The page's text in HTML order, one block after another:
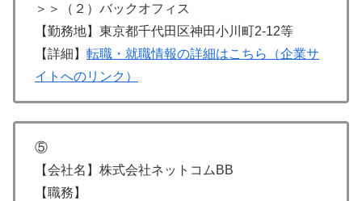
＞＞（２）バックオフィス
【勤務地】東京都千代田区神田小川町2-12等
【詳細】 転職・就職情報の詳細はこちら（企業サ
イトへのリンク）
⑤
【会社名】株式会社ネットコムBB
【職務】